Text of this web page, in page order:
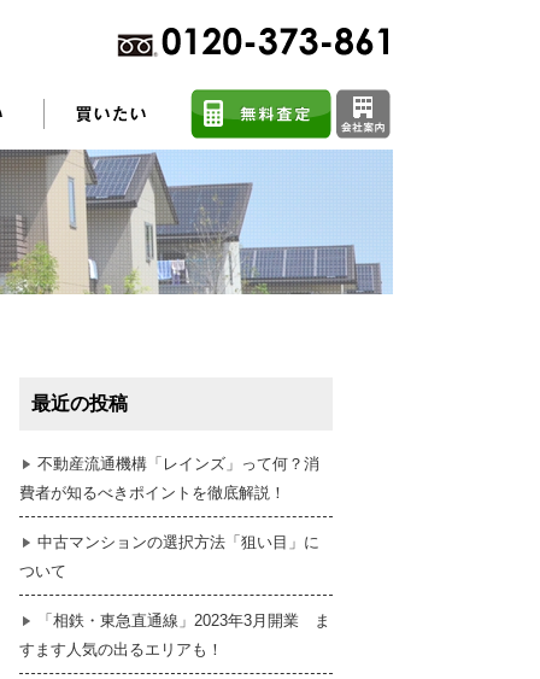
不動産売却に関するよくある質問
任意売却
売買契約のご締結
らし はじめての物件探し
最近の投稿
不動産流通機構「レインズ」って何？消
費者が知るべきポイントを徹底解説！
中古マンションの選択方法「狙い目」に
ついて
「相鉄・東急直通線」2023年3月開業 ま
すます人気の出るエリアも！